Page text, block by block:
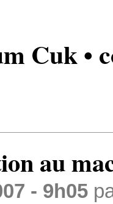
Cuk •
au
- 9h05